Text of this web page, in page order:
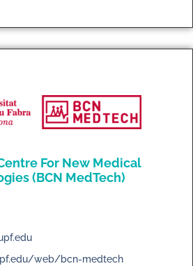
For New Medical
(BCN MedTech)
web/bcn-medtech